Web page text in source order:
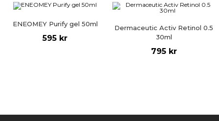
2
.110 kr.
1
ENEOMEY Purify gel 50ml
595 kr
Dermaceutic Activ Retinol 0.5
30ml
795 kr